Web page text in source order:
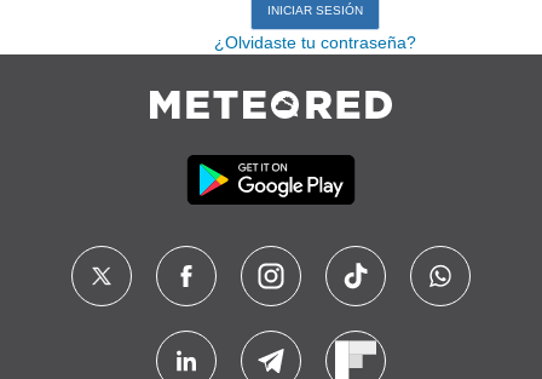
¿Olvidaste tu contraseña?